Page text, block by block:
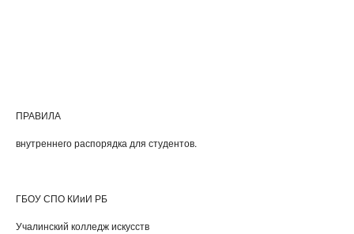
ПРАВИЛА
внутреннего распорядка для студентов.
ГБОУ СПО КИиИ РБ
Учалинский колледж искусств